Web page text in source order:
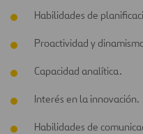
Habilidades de
Proactividad y
Capacidad analítica.
Interés en la innovación.
Habilidades de